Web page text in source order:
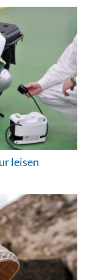
leisen